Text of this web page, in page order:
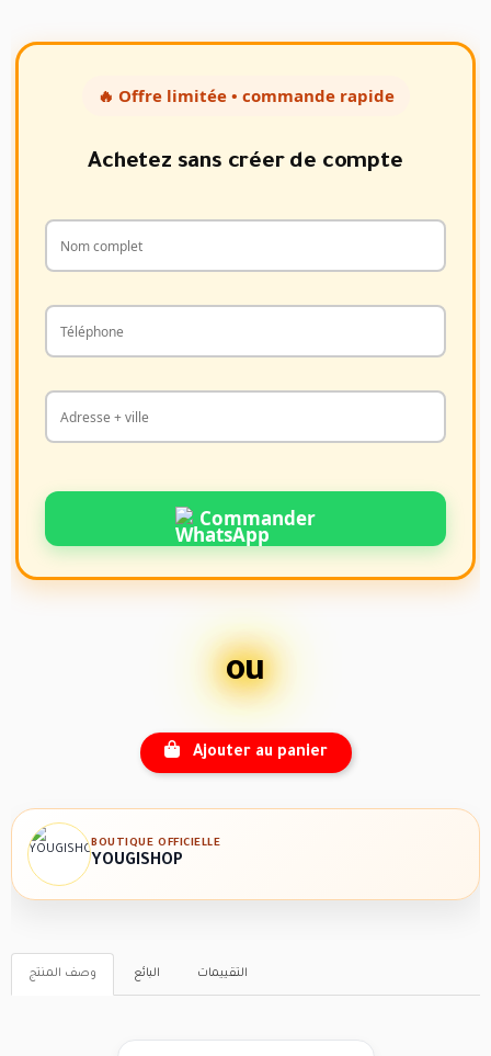
🔥 Offre limitée • commande rapide
Achetez sans créer de compte
Commander
ou
Ajouter au panier
BOUTIQUE OFFICIELLE
YOUGISHOP
وصف المنتج البائع التقييمات